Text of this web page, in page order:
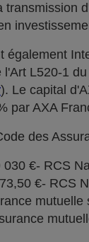
L520-1
). Le capital
par AXA
des
€- RCS
€- RCS